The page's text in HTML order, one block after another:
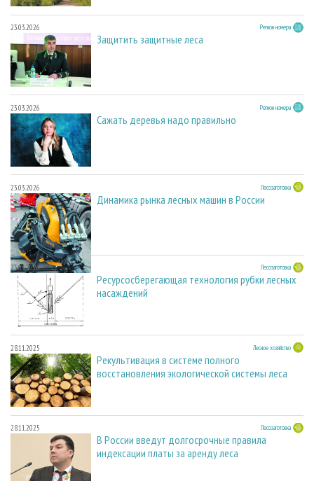
23.03.2026 Регион номера
Защитить защитные леса
23.03.2026 Регион номера
Сажать деревья надо правильно
23.03.2026 Лесозаготовка
Динамика рынка лесных машин в России
23.03.2026 Лесозаготовка
Ресурсосберегающая технология рубки лесных
насаждений
28.11.2025 Лесное хозяйство
Рекультивация в системе полного
восстановления экологической системы леса
28.11.2025 Лесозаготовка
В России введут долгосрочные правила
индексации платы за аренду леса